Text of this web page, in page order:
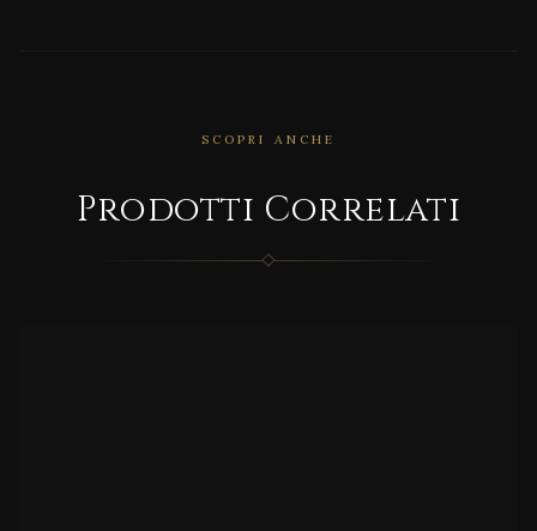
SCOPRI ANCHE
Prodotti Correlati
Scult